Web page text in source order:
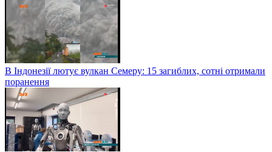
В Індонезії лютує вулкан Семеру: 15 загиблих, сотні отримали
поранення